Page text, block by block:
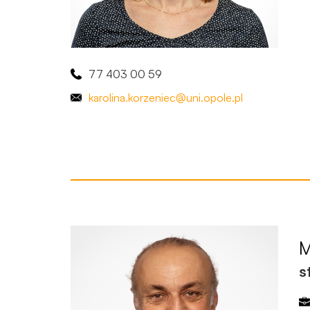
77 403 00 59
karolina.korzeniec@uni.opole.pl